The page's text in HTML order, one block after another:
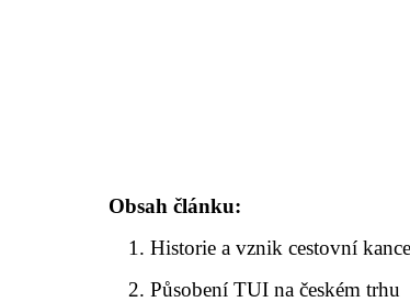
Obsah článku:
Historie a vznik cestovní
Působení TUI na českém trhu